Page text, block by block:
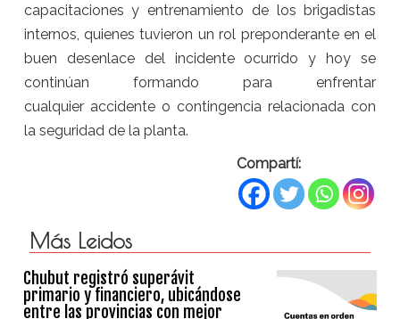
capacitaciones y entrenamiento de los brigadistas
internos, quienes tuvieron un rol preponderante en el
buen desenlace del incidente ocurrido y hoy se
continúan formando para enfrentar
cualquier accidente o contingencia relacionada con
la seguridad de la planta.
Compartí:
Más Leidos
Chubut registró superávit
primario y financiero, ubicándose
entre las provincias con mejor